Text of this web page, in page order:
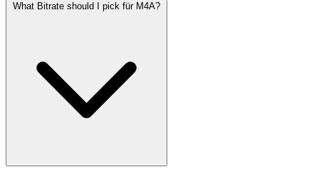
What Bitrate should I pick für M4A?